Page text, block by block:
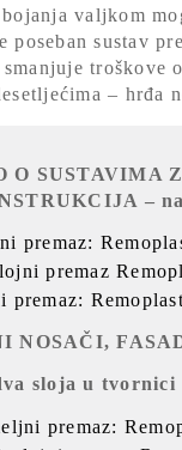
valjkom
poseban sustav
troškove
– hrđa
O SUSTAVIMA
–
premaz:
premaz
premaz:
NOSAČI,
sloja u tvornici
premaz: